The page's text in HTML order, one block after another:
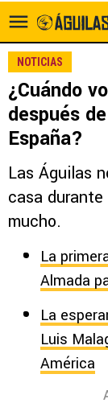
NOTICIAS
¿Cuándo
después
España?
Las Águilas
casa durante
mucho.
La
Almada
La
Luis
América